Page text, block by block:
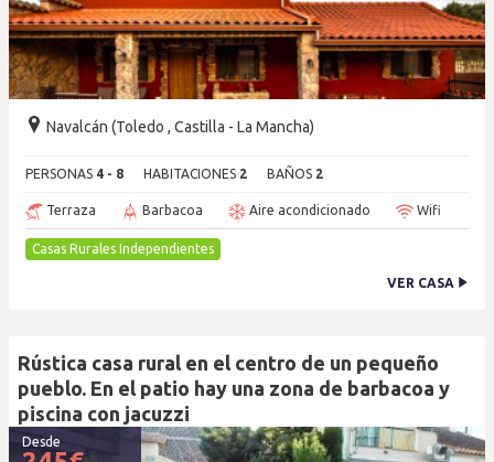
Navalcán (Toledo , Castilla - La Mancha)
PERSONAS 4 - 8 HABITACIONES 2 BAÑOS 2
Terraza Barbacoa Aire acondicionado Wifi
Casas Rurales Independientes
VER CASA
Rústica casa rural en el centro de un pequeño
pueblo. En el patio hay una zona de barbacoa y
piscina con jacuzzi
Desde